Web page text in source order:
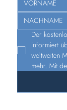
Der
informiert
weltweiten
mehr. Mit